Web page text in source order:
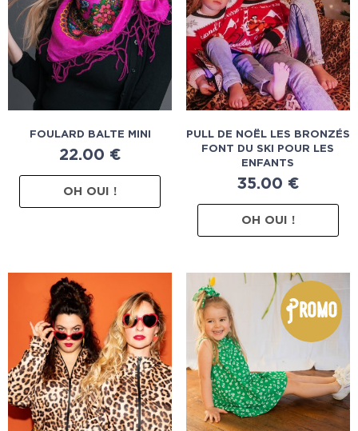
FOULARD BALTE MINI
22.00 €
OH OUI !
PULL DE NOËL LES BRONZÉS
FONT DU SKI POUR LES
ENFANTS
35.00 €
OH OUI !
Promo